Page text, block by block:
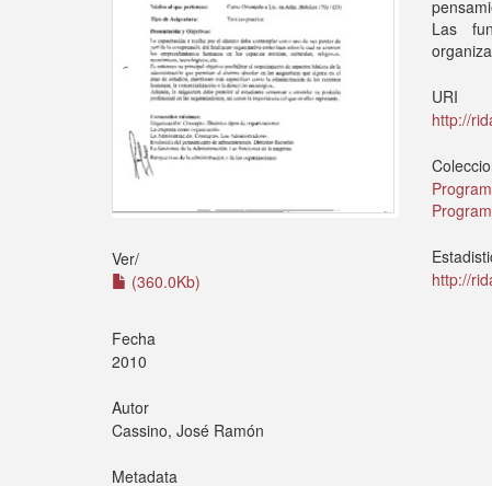
Ver/
(360.0Kb)
Fecha
2010
Autor
Cassino, José Ramón
Metadata
Las
URI
http://
http://